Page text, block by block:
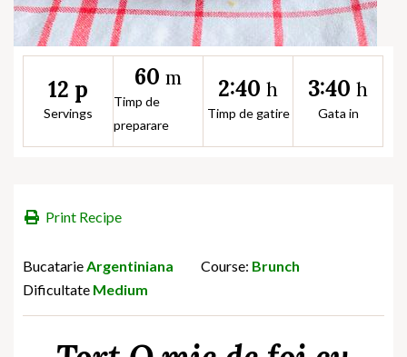
12 p
Servings
60 m
Timp de
preparare
2:40 h
Timp de gatire
3:40 h
Gata in
Print Recipe
BucatarieArgentiniana Course: Brunch
Dificultate Medium